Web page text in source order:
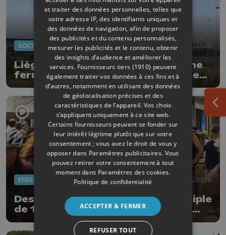
SOCIAL 02/06/2026
Liège Airport : Skeyes annonce une
fermeture totale de l'espace aérien
belge
01/06/2026
Des enseignants débutent un périple
de 168 km à vélo pour livrer leurs
revendications
et traiter des données personnelles, telles que
votre adresse IP, des identifiants uniques et
des données de navigation, afin de proposer
des publicités et du contenu personnalisés,
mesurer les publicités et le contenu, obtenir
des insights d’audience et améliorer les
services. Fournisseurs tiers (1910) peuvent
également traiter vos données à ces fins et à
d’autres, notamment en utilisant des données
de géolocalisation précises et des
caractéristiques de l’appareil. Vos choix
s’appliquent uniquement à ce site web.
Certains fournisseurs peuvent se fonder sur
leur intérêt légitime plutôt que sur votre
consentement ; vous avez le droit de vous y
opposer dans Paramètres publicitaires. Vous
pouvez retirer votre consentement à tout
moment dans Paramètres des cookies.
Politique de confidentialité
ACCEPTER & FERMER
REFUSER TOUT